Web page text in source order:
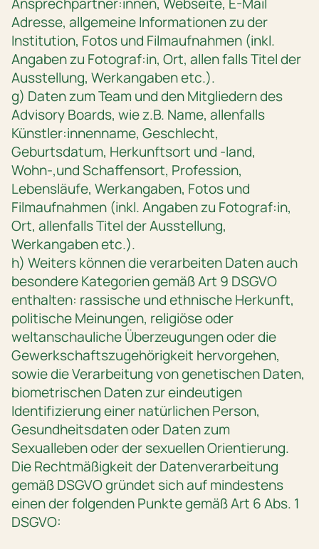
Adresse, allgemeine Informationen zu der
Institution, Fotos und Filmaufnahmen (inkl.
Angaben zu Fotograf:in, Ort, allen falls Titel der
Ausstellung, Werkangaben etc.).
g) Daten zum Team und den Mitgliedern des
Advisory Boards, wie z.B. Name, allenfalls
Künstler:innenname, Geschlecht,
Geburtsdatum, Herkunftsort und -land,
Wohn-,und Schaffensort, Profession,
Lebensläufe, Werkangaben, Fotos und
Filmaufnahmen (inkl. Angaben zu Fotograf:in,
Ort, allenfalls Titel der Ausstellung,
Werkangaben etc.).
h) Weiters können die verarbeiten Daten auch
besondere Kategorien gemäß Art 9 DSGVO
enthalten: rassische und ethnische Herkunft,
politische Meinungen, religiöse oder
weltanschauliche Überzeugungen oder die
Gewerkschaftszugehörigkeit hervorgehen,
sowie die Verarbeitung von genetischen Daten,
biometrischen Daten zur eindeutigen
Identifizierung einer natürlichen Person,
Gesundheitsdaten oder Daten zum
Sexualleben oder der sexuellen Orientierung.
Die Rechtmäßigkeit der Datenverarbeitung
gemäß DSGVO gründet sich auf mindestens
einen der folgenden Punkte gemäß Art 6 Abs. 1
DSGVO: